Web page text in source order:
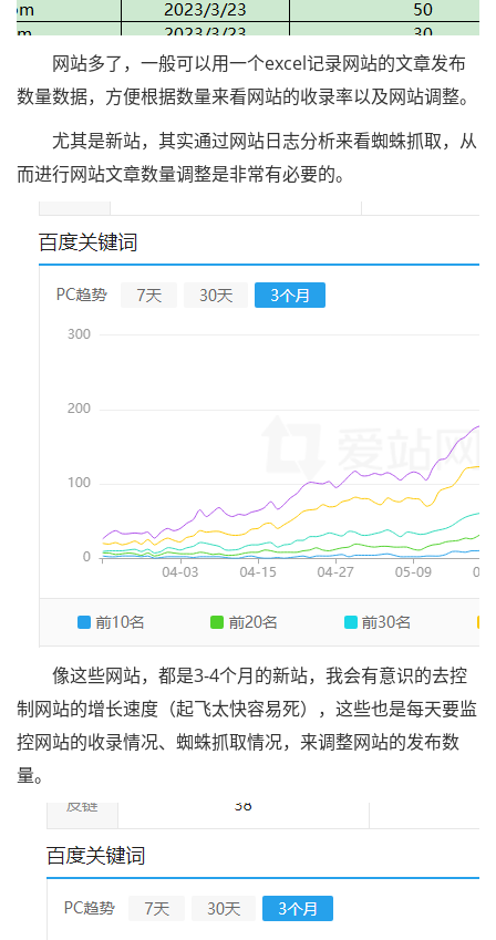
网站多了，一般可以用一个excel记录网站的文章发布
数量数据，方便根据数量来看网站的收录率以及网站调整。
尤其是新站，其实通过网站日志分析来看蜘蛛抓取，从
而进行网站文章数量调整是非常有必要的。
像这些网站，都是3-4个月的新站，我会有意识的去控
制网站的增长速度（起飞太快容易死），这些也是每天要监
控网站的收录情况、蜘蛛抓取情况，来调整网站的发布数
量。